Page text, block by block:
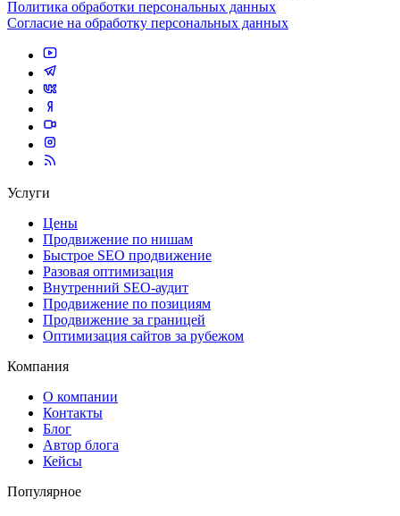
Политика обработки персональных данных
Согласие на обработку персональных данных
Услуги
Цены
Продвижение по нишам
Быстрое SEO продвижение
Разовая оптимизация
Внутренний SEO-аудит
Продвижение по позициям
Продвижение за границей
Оптимизация сайтов за рубежом
Компания
О компании
Контакты
Блог
Автор блога
Кейсы
Популярное